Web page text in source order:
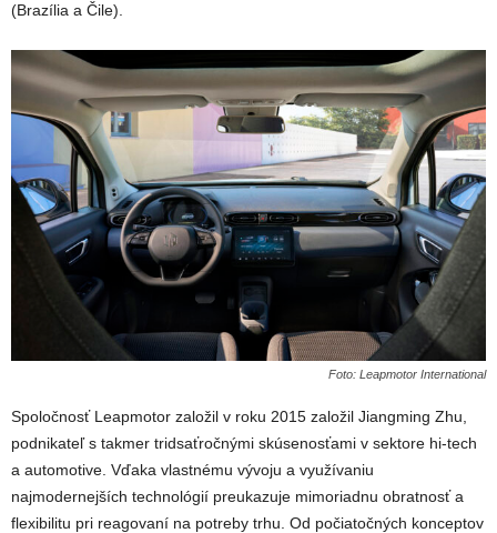
(Brazília a Čile).
Foto: Leapmotor International
Spoločnosť Leapmotor založil v roku 2015 založil Jiangming Zhu,
podnikateľ s takmer tridsaťročnými skúsenosťami v sektore hi-tech
a automotive. Vďaka vlastnému vývoju a využívaniu
najmodernejších technológií preukazuje mimoriadnu obratnosť a
flexibilitu pri reagovaní na potreby trhu. Od počiatočných konceptov